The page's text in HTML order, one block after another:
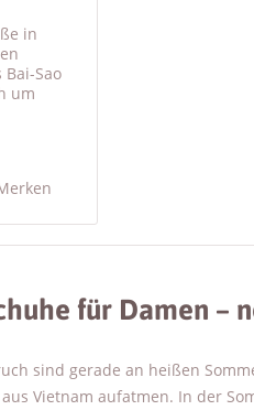
in
Bai-Sao
um
für Damen –
sind gerade an heißen
Vietnam aufatmen. In der